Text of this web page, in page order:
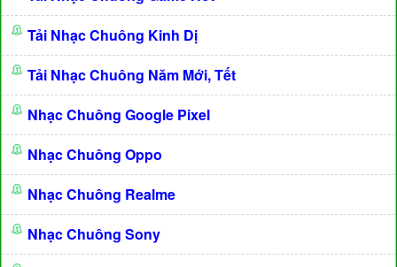
Tải Nhạc Chuông Kinh Dị
Tải Nhạc Chuông Năm Mới, Tết
Nhạc Chuông Google Pixel
Nhạc Chuông Oppo
Nhạc Chuông Realme
Nhạc Chuông Sony